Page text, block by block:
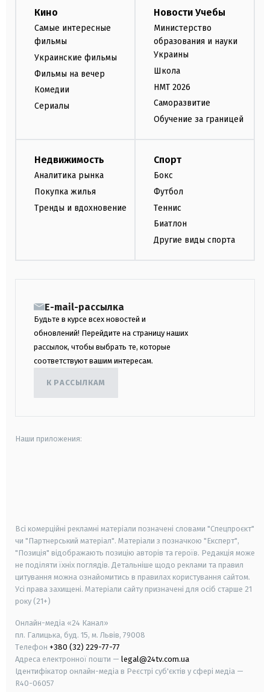
Кино
Самые интересные
фильмы
Украинские фильмы
Фильмы на вечер
Комедии
Сериалы
Новости Учебы
Министерство
образования и науки
Украины
Школа
НМТ 2026
Саморазвитие
Обучение за границей
Недвижимость
Аналитика рынка
Покупка жилья
Тренды и вдохновение
Спорт
Бокс
Футбол
Теннис
Биатлон
Другие виды спорта
E-mail-рассылка
Будьте в курсе всех новостей и
обновлений! Перейдите на страницу наших
рассылок, чтобы выбрать те, которые
соответствуют вашим интересам.
К РАССЫЛКАМ
Наши приложения:
Всі комерційні рекламні матеріали позначені словами "Спецпроєкт"
чи "Партнерський матеріал". Матеріали з позначкою "Експерт",
"Позиція" відображають позицію авторів та героїв. Редакція може
не поділяти їхніх поглядів. Детальніше щодо реклами та правил
цитування можна ознайомитись в правилах користування сайтом.
Усі права захищені. Матеріали сайту призначені для осіб старше 21
року (21+)
Онлайн-медіа «24 Канал»
пл. Галицька, буд. 15, м. Львів, 79008
Телефон +380 (32) 229-77-77
Адреса електронної пошти — legal@24tv.com.ua
Ідентифікатор онлайн-медіа в Реєстрі суб'єктів у сфері медіа —
R40-06057